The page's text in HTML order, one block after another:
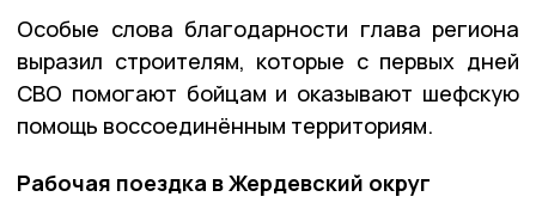
Особые слова благодарности глава региона
выразил строителям, которые с первых дней
СВО помогают бойцам и оказывают шефскую
помощь воссоединённым территориям.
Рабочая поездка в Жердевский округ